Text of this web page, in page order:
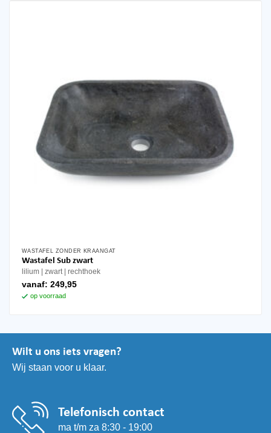
WASTAFEL ZONDER KRAANGAT
Wastafel Sub zwart
lilium zwart rechthoek
vanaf: 249,95
op voorraad
Wilt u ons iets vragen?
Wij staan voor u klaar.
Telefonisch contact
ma t/m za 8:30 - 19:00